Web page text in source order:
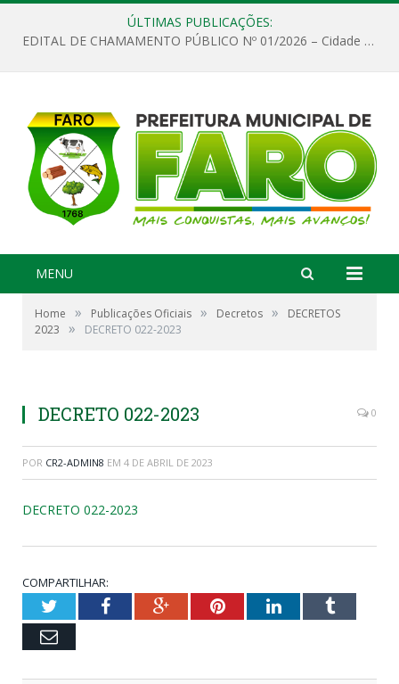
ÚLTIMAS PUBLICAÇÕES:
EDITAL DE CHAMAMENTO PÚBLICO Nº 01/2026 – Cidade de Faro
MENU
Home » Publicações Oficiais » Decretos »
DECRETOS
2023
» DECRETO 022-2023
DECRETO 022-2023 0
POR CR2-ADMIN8 EM 4 DE ABRIL DE 2023
DECRETO 022-2023
COMPARTILHAR:
TwitterFacebookGoogle+PinterestLinkedInTumblr
Email